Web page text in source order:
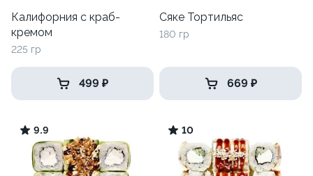
Калифорния с краб-
кремом
225 гр
499 ₽
Сяке Тортильяс
180 гр
669 ₽
9.9 10